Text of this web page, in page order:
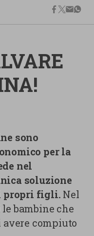
facebook
twitter
email
sono
per la
nel
soluzione
propri figli. Nel
bambine che
avere compiuto